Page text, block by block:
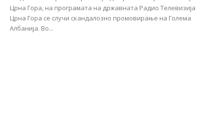
Црна Гора, на програмата на државната Радио Телевизија
Црна Гора се случи скандалозно промовирање на Голема
Албанија. Во...